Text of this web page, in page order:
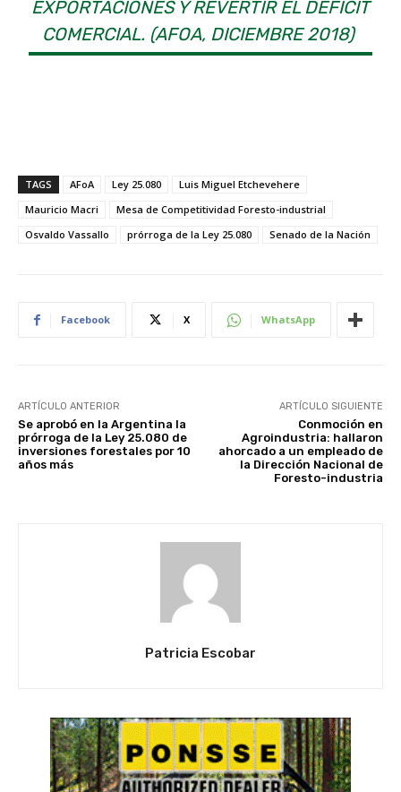
EXPORTACIONES Y REVERTIR EL DÉFICIT
COMERCIAL. (AFOA, DICIEMBRE 2018)
TAGS AFoA Ley 25.080
Luis Miguel Etchevehere
Mauricio Macri
Mesa de Competitividad Foresto-industrial
Osvaldo Vassallo
prórroga de la Ley 25.080 Senado de la Nación
Facebook X WhatsApp
ARTÍCULO ANTERIOR
Se aprobó en la Argentina la
prórroga de la Ley 25.080 de
inversiones forestales por 10
años más
ARTÍCULO SIGUIENTE
Conmoción en
Agroindustria: hallaron
ahorcado a un empleado de
la Dirección Nacional de
Foresto-industria
Patricia Escobar